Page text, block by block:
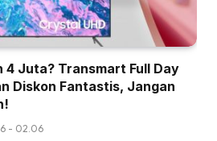
4 Juta? Transmart Full Day
Diskon Fantastis, Jangan
- 02.06